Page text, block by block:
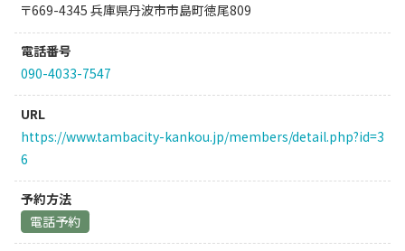
〒669-4345 兵庫県丹波市市島町徳尾809
電話番号
090-4033-7547
URL
https://www.tambacity-kankou.jp/members/detail.php?id=3
6
予約方法
電話予約